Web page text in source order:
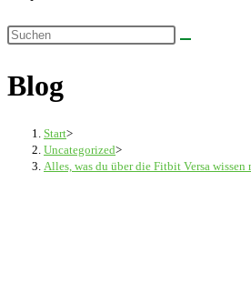
umschalten
Diese
durchsuchen
Blog
Start>
Uncategorized>
Alles, was du über die Fitbit Versa